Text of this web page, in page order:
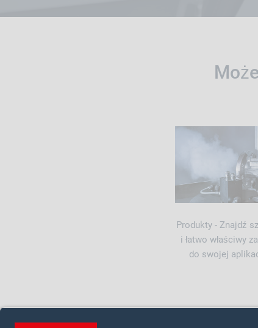
Produkty - Znajdź
i łatwo właściwy
do swojej